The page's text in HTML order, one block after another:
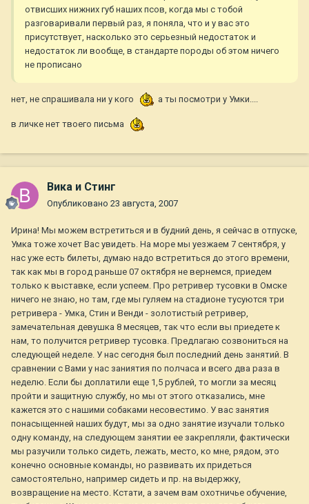
отвисших нижних губ наших псов, когда мы с тобой
разговаривали первый раз, я поняла, что и у вас это
присутствует, насколько это серьезный недостаток и
недостаток ли вообще, в стандарте породы об этом ничего
не прописано
нет, не спрашивала ни у кого а ты посмотри у Умки....
в личке нет твоего письма
Вика и Стинг
Опубликовано 23 августа, 2007
Ирина! Мы можем встретиться и в будний день, я сейчас в отпуске,
Умка тоже хочет Вас увидеть. На море мы уезжаем 7 сентября, у
нас уже есть билеты, думаю надо встретиться до этого времени,
так как мы в город раньше 07 октября не вернемся, приедем
только к выставке, если успеем. Про ретривер тусовки в Омске
ничего не знаю, но там, где мы гуляем на стадионе тусуются три
ретривера - Умка, Стин и Венди - золотистый ретривер,
замечательная девушка 8 месяцев, так что если вы приедете к
нам, то получится ретривер тусовка. Предлагаю созвониться на
следующей неделе. У нас сегодня был последний день занятий. В
сравнении с Вами у нас заниятия по полчаса и всего два раза в
неделю. Если бы доплатили еще 1,5 рублей, то могли за месяц
пройти и защитную службу, но мы от этого отказались, мне
кажется это с нашими собаками несовестимо. У вас занятия
понасыщенней наших будут, мы за одно занятие изучали только
одну команду, на следующем занятии ее закрепляли, фактически
мы разучили только сидеть, лежать, место, ко мне, рядом, это
конечно основные команды, но развивать их придеться
самостоятельно, например сидеть и пр. на выдержку,
возвращение на место. Кстати, а зачем вам охотничье обучение,